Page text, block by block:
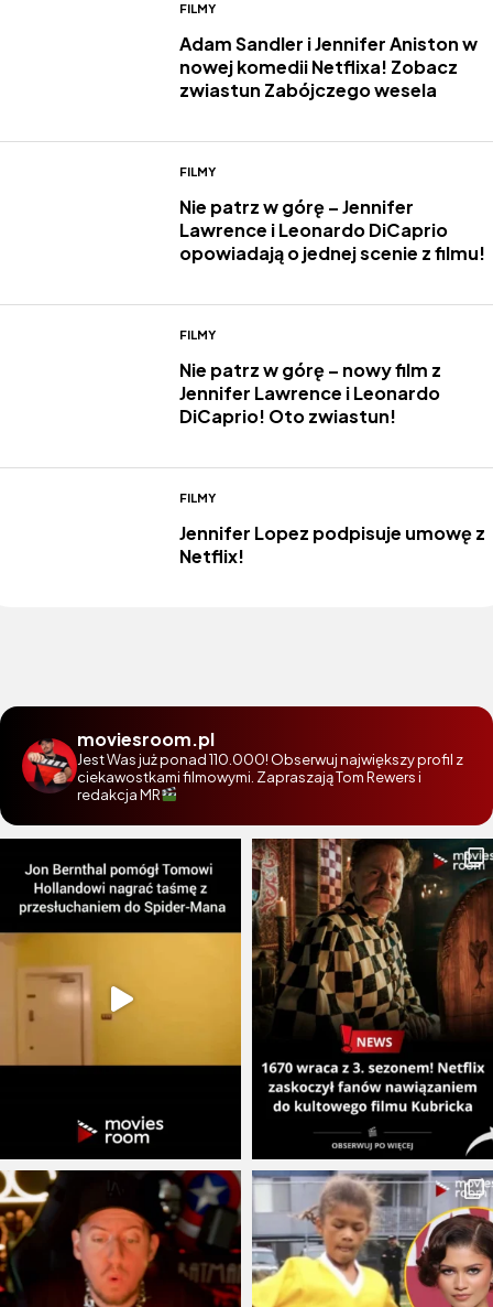
FILMY
Adam Sandler i Jennifer Aniston w
nowej komedii Netflixa! Zobacz
zwiastun Zabójczego wesela
FILMY
Nie patrz w górę – Jennifer
Lawrence i Leonardo DiCaprio
opowiadają o jednej scenie z filmu!
FILMY
Nie patrz w górę – nowy film z
Jennifer Lawrence i Leonardo
DiCaprio! Oto zwiastun!
FILMY
Jennifer Lopez podpisuje umowę z
Netflix!
moviesroom.pl
Jest Was już ponad 110.000! Obserwuj największy profil z
ciekawostkami filmowymi. Zapraszają Tom Rewers i
redakcja MR